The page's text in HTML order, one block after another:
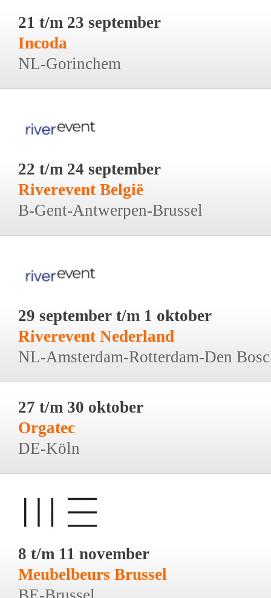
21 t/m 23 september
Incoda
NL-Gorinchem
22 t/m 24 september
Riverevent België
B-Gent-Antwerpen-Brussel
29 september t/m 1 oktober
Riverevent Nederland
NL-Amsterdam-Rotterdam-Den
27 t/m 30 oktober
Orgatec
DE-Köln
8 t/m 11 november
Meubelbeurs Brussel